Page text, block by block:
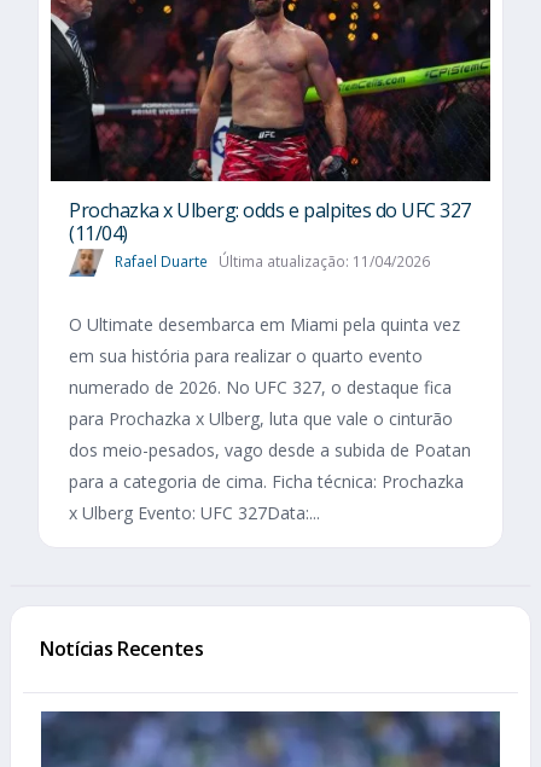
Prochazka x Ulberg: odds e palpites do UFC 327
(11/04)
Rafael Duarte Última atualização: 11/04/2026
O Ultimate desembarca em Miami pela quinta vez
em sua história para realizar o quarto evento
numerado de 2026. No UFC 327, o destaque fica
para Prochazka x Ulberg, luta que vale o cinturão
dos meio-pesados, vago desde a subida de Poatan
para a categoria de cima. Ficha técnica: Prochazka
x Ulberg Evento: UFC 327Data:...
Notícias Recentes